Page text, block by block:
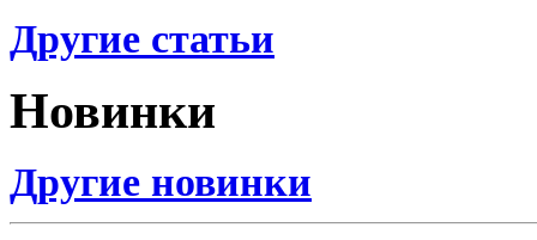
Другие статьи
Новинки
Другие новинки